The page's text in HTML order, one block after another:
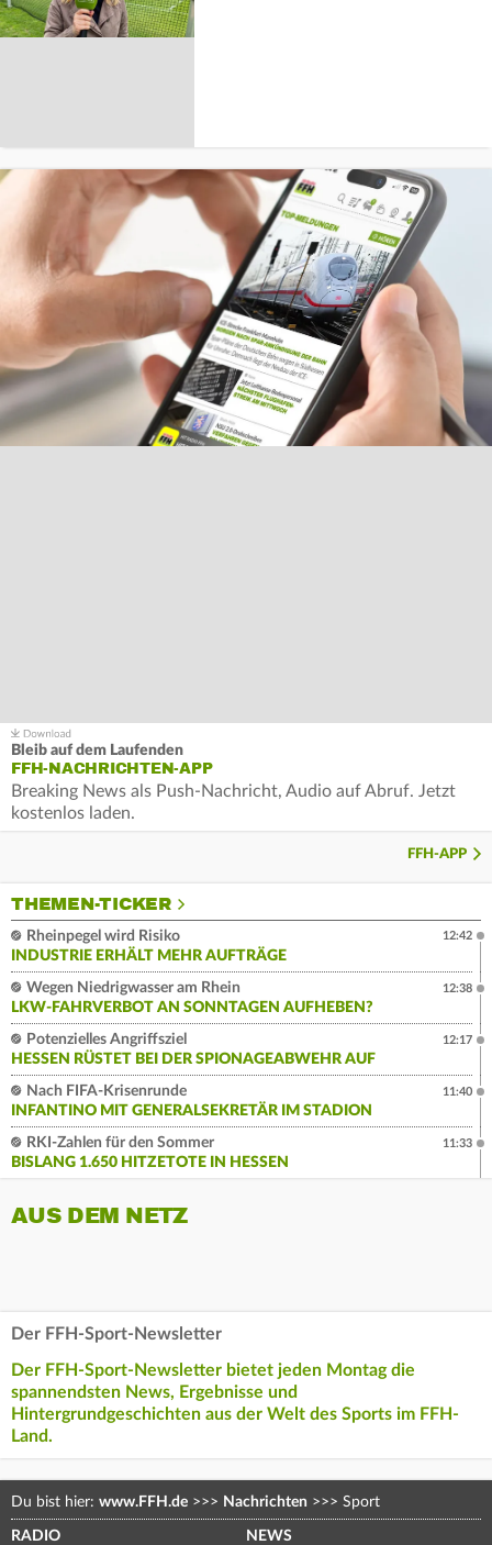
Bleib auf dem Laufenden
FFH-NACHRICHTEN-APP
Breaking News als Push-Nachricht, Audio auf Abruf. Jetzt
kostenlos laden.
FFH-APP
THEMEN-TICKER
Rheinpegel wird Risiko
INDUSTRIE ERHÄLT MEHR AUFTRÄGE
12:42
Wegen Niedrigwasser am Rhein
LKW-FAHRVERBOT AN SONNTAGEN AUFHEBEN?
12:38
Potenzielles Angriffsziel
HESSEN RÜSTET BEI DER SPIONAGEABWEHR AUF
12:17
Nach FIFA-Krisenrunde
INFANTINO MIT GENERALSEKRETÄR IM STADION
11:40
RKI-Zahlen für den Sommer
BISLANG 1.650 HITZETOTE IN HESSEN
11:33
AUS DEM NETZ
Der FFH-Sport-Newsletter
Der FFH-Sport-Newsletter bietet jeden Montag die
spannendsten News, Ergebnisse und
Hintergrundgeschichten aus der Welt des Sports im FFH-
Land.
Du bist hier: www.FFH.de >>> Nachrichten >>> Sport
RADIO NEWS